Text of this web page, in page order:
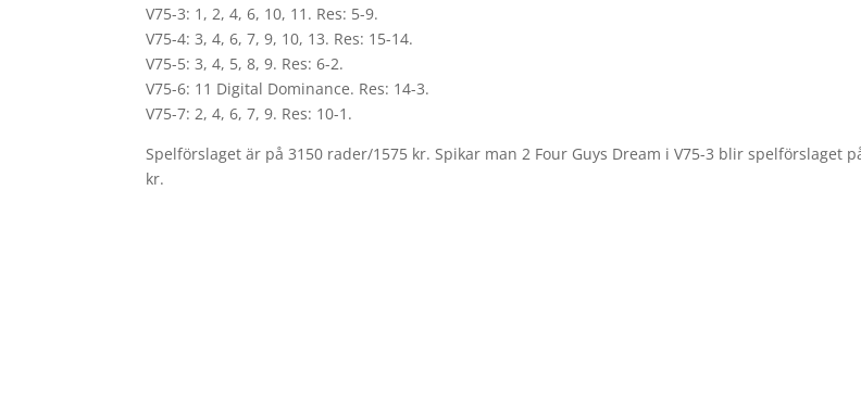
V75-3: 1, 2, 4, 6, 10, 11. Res: 5-9.
V75-4: 3, 4, 6, 7, 9, 10, 13. Res: 15-14.
V75-5: 3, 4, 5, 8, 9. Res: 6-2.
V75-6: 11 Digital Dominance. Res: 14-3.
V75-7: 2, 4, 6, 7, 9. Res: 10-1.
Spelförslaget är på 3150 rader/1575 kr. Spikar man 2 Four Guys Dream i V75-3 blir spelförslaget
kr.